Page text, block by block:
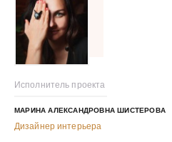
Исполнитель проекта
МАРИНА АЛЕКСАНДРОВНА ШИСТЕРОВА
Дизайнер интерьера